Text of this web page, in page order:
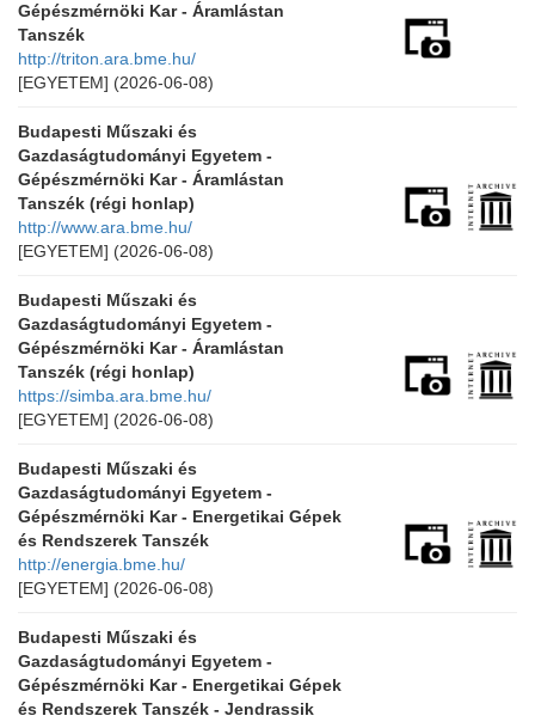
Gépészmérnöki Kar - Áramlástan
Tanszék
http://triton.ara.bme.hu/
[EGYETEM] (2026-06-08)
Budapesti Műszaki és
Gazdaságtudományi Egyetem -
Gépészmérnöki Kar - Áramlástan
Tanszék (régi honlap)
http://www.ara.bme.hu/
[EGYETEM] (2026-06-08)
Budapesti Műszaki és
Gazdaságtudományi Egyetem -
Gépészmérnöki Kar - Áramlástan
Tanszék (régi honlap)
https://simba.ara.bme.hu/
[EGYETEM] (2026-06-08)
Budapesti Műszaki és
Gazdaságtudományi Egyetem -
Gépészmérnöki Kar - Energetikai Gépek
és Rendszerek Tanszék
http://energia.bme.hu/
[EGYETEM] (2026-06-08)
Budapesti Műszaki és
Gazdaságtudományi Egyetem -
Gépészmérnöki Kar - Energetikai Gépek
és Rendszerek Tanszék - Jendrassik